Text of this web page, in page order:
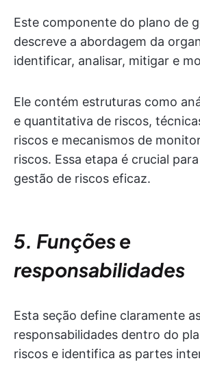
Este componente do plano de
descreve a abordagem da
identificar, analisar, mitigar e
Ele contém estruturas como
e quantitativa de riscos,
riscos e mecanismos de
riscos. Essa etapa é crucial
gestão de riscos eficaz.
5. Funções e
responsabilidades
Esta seção define claramente
responsabilidades dentro do
riscos e identifica as partes